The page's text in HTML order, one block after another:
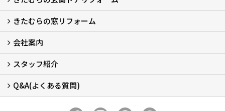
玄関ドアリフォームについて
リシェントについて (23)
・玄関ドアバリエーション (52)
・玄関引戸バリエーション (44)
・勝手口ドアバリエーション (11)
安心の自社施工
無料点検
保証について
価格について
概算見積について (2)
きたむらの窓リフォーム
窓リフォームについて (5)
・内窓設置-LIXILインプラス
・内窓設置-AGCまどまど
・窓交換
・エコガラス交換
・防犯・防災ガラス交換
会社案内
会社概要 (2)
ブログ
アクセス
施工エリア
施工までの流れ
SNSインフォメーション
チャット機能
オンライン打合わせ
補助金について (2)
スタッフ紹介
スタッフ紹介
Q&A(よくある質問)